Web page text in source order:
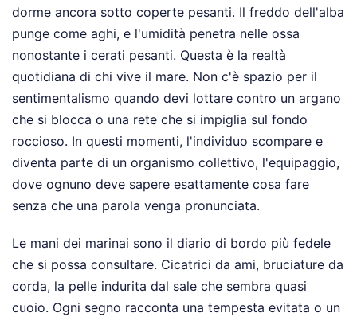
dorme ancora sotto coperte pesanti. Il freddo dell'alba
punge come aghi, e l'umidità penetra nelle ossa
nonostante i cerati pesanti. Questa è la realtà
quotidiana di chi vive il mare. Non c'è spazio per il
sentimentalismo quando devi lottare contro un argano
che si blocca o una rete che si impiglia sul fondo
roccioso. In questi momenti, l'individuo scompare e
diventa parte di un organismo collettivo, l'equipaggio,
dove ognuno deve sapere esattamente cosa fare
senza che una parola venga pronunciata.
Le mani dei marinai sono il diario di bordo più fedele
che si possa consultare. Cicatrici da ami, bruciature da
corda, la pelle indurita dal sale che sembra quasi
cuoio. Ogni segno racconta una tempesta evitata o un